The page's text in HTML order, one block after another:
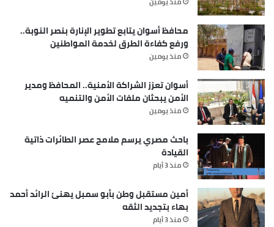
محافظ أسوان يتابع تطوير الإنارة بنصر النوبة..
ورفع كفاءة الطرق لخدمة المواطنين
منذ يومين
أسوان تعزز الشراكة الأمنية.. المحافظ ومدير
الأمن يبحثان ملفات الأمن والتنميه
منذ يومين
باحث مصري يرسم ملامح عصر الطائرات ذاتية
القيادة
منذ 3 أيام
أمين مستقبل وطن بأبو سمبل يهنئ الرائد أحمد
بهاء بتجديد الثقه
منذ 3 أيام